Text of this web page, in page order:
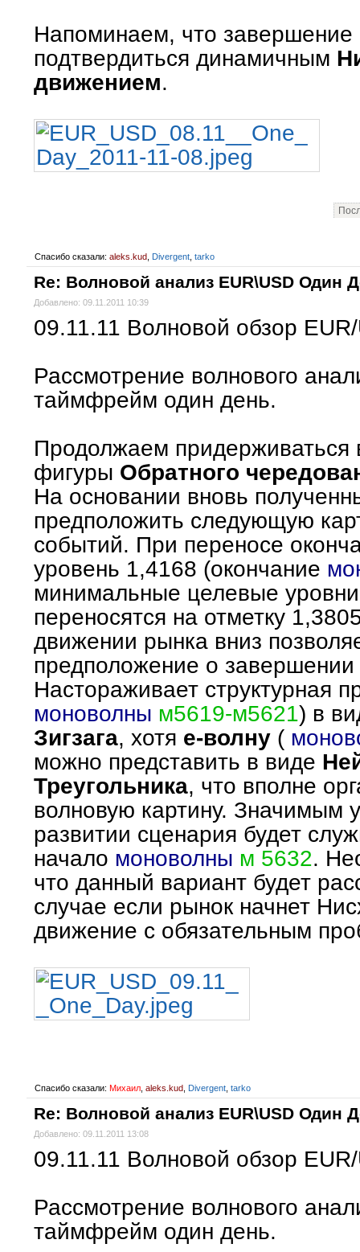
Напоминаем, что
подтвердиться динамичным
движением.
Спасибо сказали: aleks.kud Divergent tarko
Re: Волновой анализ EUR\USD Один
Добавлено: 09.11.2011 10:39
09.11.11 Волновой обзор
Рассмотрение волнового
таймфрейм один день.
Продолжаем придерживаться
фигуры Обратного
На основании вновь
предположить следующую
событий. При переносе
уровень 1,4168 (окончание
минимальные целевые
переносятся на отметку
движении рынка вниз
предположение о
Настораживает структурная
моноволны м5619-м5621) в
Зигзага, хотя е-волну (
можно представить в виде
Треугольника, что вполне
волновую картину. Значимым
развитии сценария будет
начало моноволны м 5632.
что данный вариант будет
случае если рынок начнет
движение с обязательным
Спасибо сказали: Михаил aleks.kud Divergent tarko
Re: Волновой анализ EUR\USD Один
Добавлено: 09.11.2011 13:08
09.11.11 Волновой обзор
Рассмотрение волнового
таймфрейм один день.